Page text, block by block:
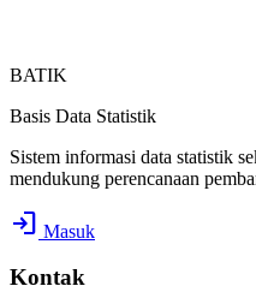
BATIK
Basis Data Statistik
Sistem informasi data statistik
mendukung perencanaan
login Masuk
Kontak